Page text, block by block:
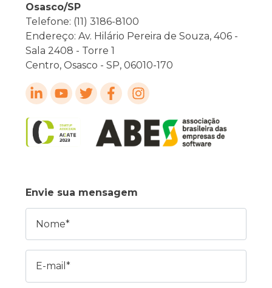
Osasco/SP
Telefone: (11) 3186-8100
Endereço: Av. Hilário Pereira de Souza, 406 -
Sala 2408 - Torre 1
Centro, Osasco - SP, 06010-170
Envie sua mensagem